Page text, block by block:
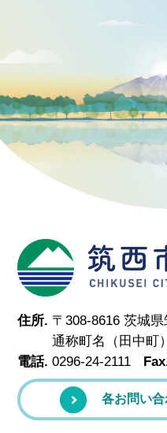
住所. 〒308-8616 茨城
通称町名（田中町）
電話. 0296-24-2111
各お問い